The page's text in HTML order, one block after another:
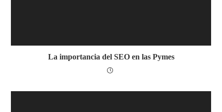
La importancia del SEO en las Pymes